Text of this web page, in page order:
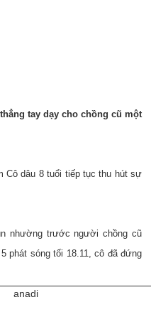
tay dạy cho chồng cũ một
Cô dâu 8 tuổi tiếp tục thu hút sự
nhường trước người chồng cũ
phát sóng tối 18.11, cô đã đứng